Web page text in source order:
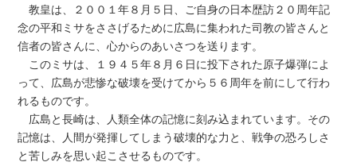
教皇は、２００１年８月５日、ご自身の日本歴訪２０周年記
念の平和ミサをささげるために広島に集われた司教の皆さんと
信者の皆さんに、心からのあいさつを送ります。
このミサは、１９４５年８月６日に投下された原子爆弾によ
って、広島が悲惨な破壊を受けてから５６周年を前にして行わ
れるものです。
広島と長崎は、人類全体の記憶に刻み込まれています。その
記憶は、人間が発揮してしまう破壊的な力と、戦争の恐ろしさ
と苦しみを思い起こさせるものです。